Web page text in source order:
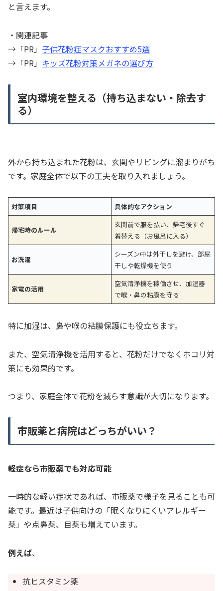
と言えます。
・関連記事
→「PR」 子供花粉症マスクおすすめ5選
→「PR」 キッズ花粉対策メガネの選び方
室内環境を整える（持ち込まない・除去す
る）
外から持ち込まれた花粉は、玄関やリビングに溜まりがち
です。家庭全体で以下の工夫を取り入れましょう。
対策項目 具体的なアクション
帰宅時のルール
玄関前で服を払い、帰宅後すぐ
着替える（お風呂に入る）
お洗濯
シーズン中は外干しを避け、部屋
干しや乾燥機を使う
家電の活用
空気清浄機を稼働させ、加湿器
で喉・鼻の粘膜を守る
特に加湿は、鼻や喉の粘膜保護にも役立ちます。
また、空気清浄機を活用すると、花粉だけでなくホコリ対
策にも効果的です。
つまり、家庭全体で花粉を減らす意識が大切になります。
市販薬と病院はどっちがいい？
軽症なら市販薬でも対応可能
一時的な軽い症状であれば、市販薬で様子を見ることも可
能です。最近は子供向けの「眠くなりにくいアレルギー
薬」や点鼻薬、目薬も増えています。
例えば、
抗ヒスタミン薬